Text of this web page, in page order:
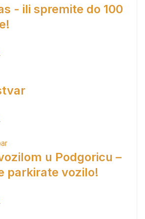
- ili spremite do 100
u Podgoricu –
parkirate vozilo!